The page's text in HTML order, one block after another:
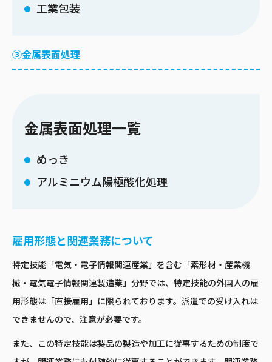
工業包装
③金属表面処理
金属表面処理一覧
めっき
アルミニウム陽極酸化処理
雇用形態と関連業務について
特定技能「電気・電子情報関連産業」を含む「素形材・産業機
械・電気電子情報関連製造業」分野では、特定技能の外国人の雇
用形態は「直接雇用」に限られております。派遣での受け入れは
できませんので、注意が必要です。
また、この特定技能は製品の製造や加工に従事するための制度で